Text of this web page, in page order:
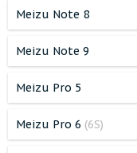
Meizu Note 8
Meizu Note 9
Meizu Pro 5
Meizu Pro 6 (6S)